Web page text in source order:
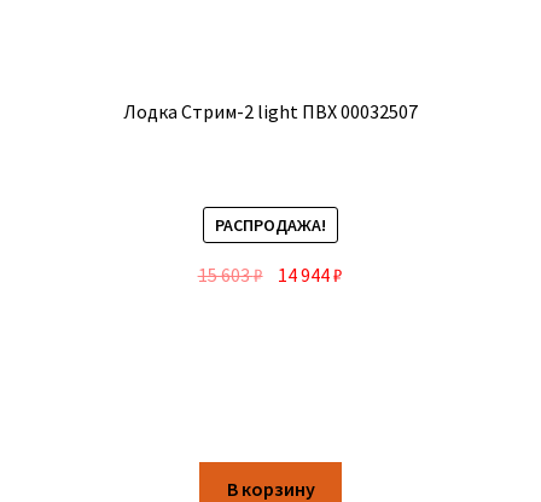
Лодка Стрим-2 light ПВХ 00032507
РАСПРОДАЖА!
15 603₽ 14 944₽
В корзину